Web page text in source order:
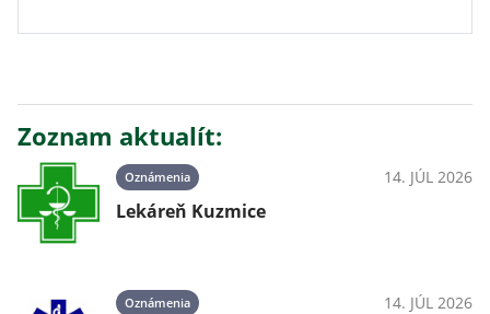
Zoznam aktualít:
Oznámenia 14. JÚL 2026
Lekáreň Kuzmice
Oznámenia 14. JÚL 2026